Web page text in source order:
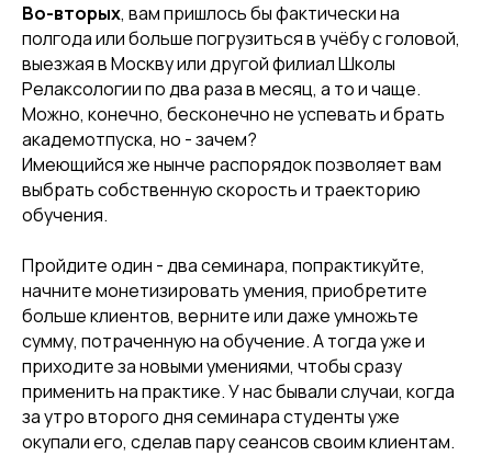
Во-вторых, вам пришлось бы фактически на
полгода или больше погрузиться в учёбу с головой,
выезжая в Москву или другой филиал Школы
Релаксологии по два раза в месяц, а то и чаще.
Можно, конечно, бесконечно не успевать и брать
академотпуска, но - зачем?
Имеющийся же нынче распорядок позволяет вам
выбрать собственную скорость и траекторию
обучения.
Пройдите один - два семинара, попрактикуйте,
начните монетизировать умения, приобретите
больше клиентов, верните или даже умножьте
сумму, потраченную на обучение. А тогда уже и
приходите за новыми умениями, чтобы сразу
применить на практике. У нас бывали случаи, когда
за утро второго дня семинара студенты уже
окупали его, сделав пару сеансов своим клиентам.